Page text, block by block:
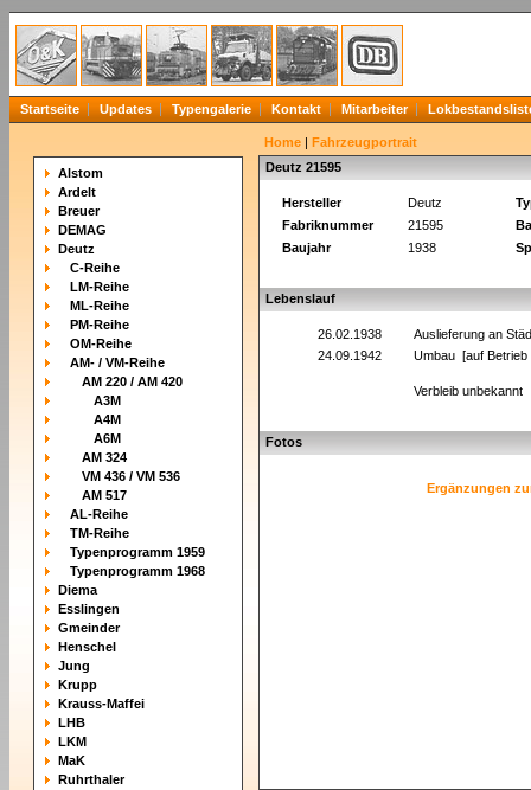
Startseite Updates Typengalerie Kontakt Mitarbeiter
Alstom
Ardelt
Breuer
DEMAG
Deutz
C-Reihe
LM-Reihe
ML-Reihe
PM-Reihe
OM-Reihe
AM- / VM-Reihe
AM 220 / AM 420
A3M
A4M
A6M
AM 324
VM 436 / VM 536
AM 517
AL-Reihe
TM-Reihe
Typenprogramm 1959
Typenprogramm 1968
Diema
Esslingen
Gmeinder
Henschel
Jung
Krupp
Krauss-Maffei
LHB
LKM
MaK
Ruhrthaler
Home | Fahrzeugportrait
Deutz 21595
Hersteller Deutz
Fabriknummer
21595
Baujahr
1938
Lebenslauf
26.02.1938
Auslieferung an
24.09.1942
Umbau [auf
Verbleib unbekannt
Fotos
Ergänzungen